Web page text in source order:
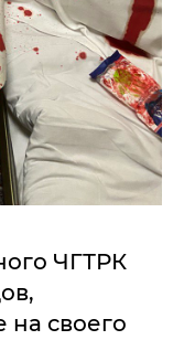
ЧГТРК
своего